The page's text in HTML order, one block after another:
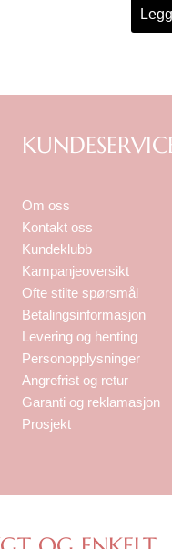
Om oss
Kontakt oss
Kundeklubb
Kampanjeoversikt
Ofte stilte spørsmål
Betalingsinformasjon
Levering og henting
Personopplysninger
Angrefrist og retur
Garanti og reklamasjon
Prosjekt